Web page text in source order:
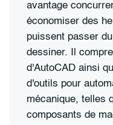
avantage
économiser des
puissent passer
dessiner. Il
d'AutoCAD ainsi
d'outils pour
mécanique, telles
composants de